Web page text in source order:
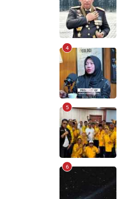
4
5
6